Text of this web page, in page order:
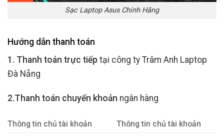
Sạc Laptop Asus Chính Hãng
Hướng dẫn thanh toán
1. Thanh toán trực tiếp tại công ty Trâm Anh Laptop
Đà Nẵng
2.Thanh toán chuyển khoản ngân hàng
Thông tin chủ tài khoản Thông tin chủ tài khoản